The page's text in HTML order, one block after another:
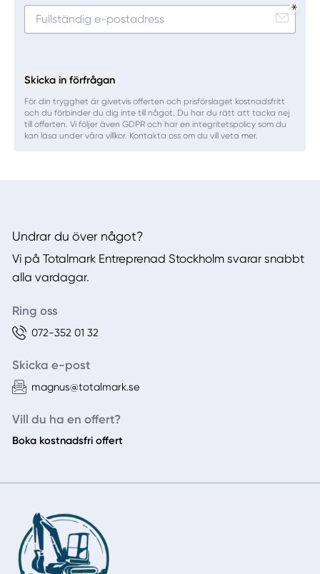
Skicka in förfrågan
För din trygghet är givetvis offerten och prisförslaget kostnadsfritt
och du förbinder du dig inte till något. Du har du rätt att tacka nej
till offerten. Vi följer även GDPR och har en integritetspolicy som du
kan läsa under våra villkor. Kontakta oss om du vill veta mer.
Undrar du över något?
Vi på Totalmark Entreprenad Stockholm svarar snabbt
alla vardagar.
Ring oss
072-352 01 32
Skicka e-post
magnus@totalmark.se
Vill du ha en offert?
Boka kostnadsfri offert